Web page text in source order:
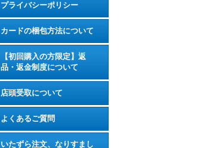
プライバシーポリシー
カードの梱包方法について
【初回購入の方限定】返
品・返金制度について
店頭受取について
よくあるご質問
いたずら注文、なりすまし